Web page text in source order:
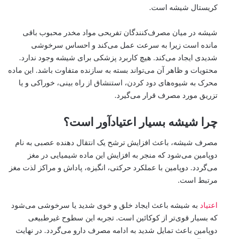
کریستال شیشه است.
شیشه در میان مصرف‌کنندگان تفریحی مواد مخدر محبوب باقی
مانده است زیرا به سرعت عمل می‌کند و احساس سرخوشی
شدیدی ایجاد می‌کند. هیچ کاربرد پزشکی برای شیشه وجود ندارد.
محتویات و ظاهر آن می‌تواند بسته به سازنده متفاوت باشد. این ماده
محرک به شیوه‌های دود کردن، استنشاق از راه بینی، خوراکی و یا
تزریق مورد مصرف قرار می‌گیرد.
چرا شیشه بسیار اعتیاد‌آور است؟
مصرف شیشه، باعث افزایش ترشح یک انتقال دهنده عصبی به نام
دوپامین می‌شود که منجر به افزایش این ماده شیمیایی در مغز
می‌گردد. دوپامین با عملکرد حرکتی، انگیزه، پاداش و مراکز لذت مغز
مرتبط است.
اعتیاد به شیشه باعث ایجاد خلق و خوی شدید یا سرخوشی می‌شود
که بسیار قوی‌تر از کوکائین است. تجربه این سطوح غیرطبیعی
دوپامین باعث تمایل شدید به ادامه مصرف دارو می‌گردد. در نهایت